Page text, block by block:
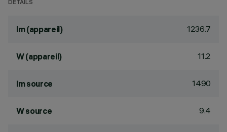
DÉTAILS
lm (appareil) 1236.7
W (appareil) 11.2
lm source 1490
W source 9.4